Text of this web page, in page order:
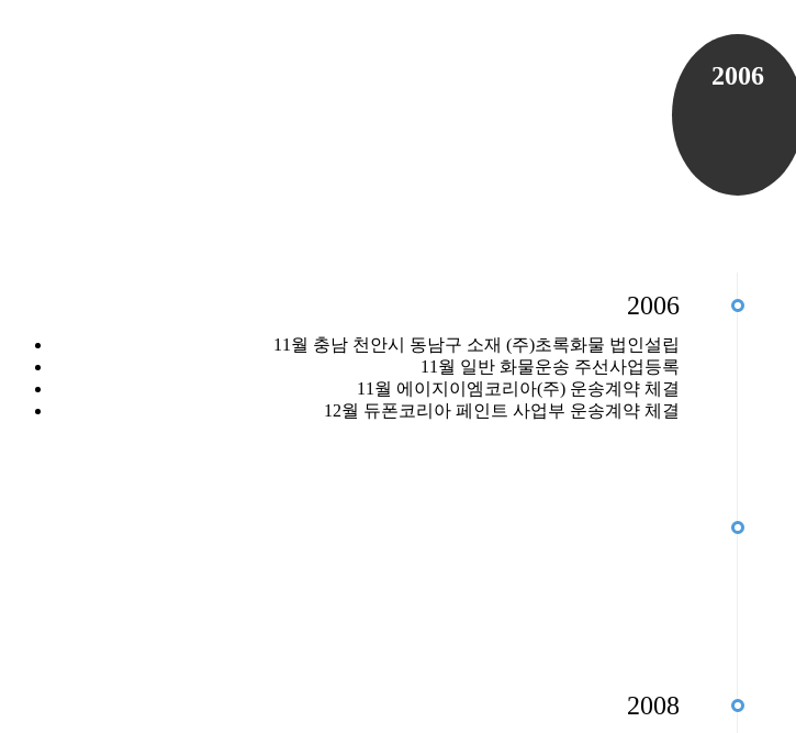
2006
2006
11월 충남 천안시 동남구 소재 (주)초록화물 법인설립
11월 일반 화물운송 주선사업등록
11월 에이지이엠코리아(주) 운송계약 체결
12월 듀폰코리아 페인트 사업부 운송계약 체결
2008